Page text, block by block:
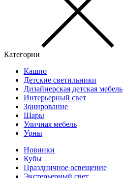
Категории
Кашпо
Детские светильники
Дизайнерская детская мебель
Интерьерный свет
Зонирование
Шары
Уличная мебель
Урны
Новинки
Кубы
Праздничное освещение
Экстерьерный свет